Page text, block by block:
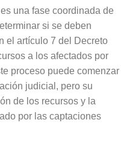
una fase coordinada de
si se deben
el artículo 7 del Decreto
a los afectados por
proceso puede comenzar
judicial, pero su
de los recursos y la
por las captaciones